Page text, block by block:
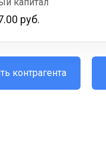
руб.
контрагента